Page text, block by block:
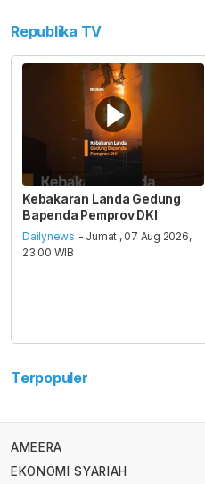
Republika TV
Kebakaran Landa Gedung
Bapenda Pemprov DKI
Dailynews - Jumat , 07 Aug 2026,
23:00 WIB
Terpopuler
AMEERA
EKONOMI SYARIAH